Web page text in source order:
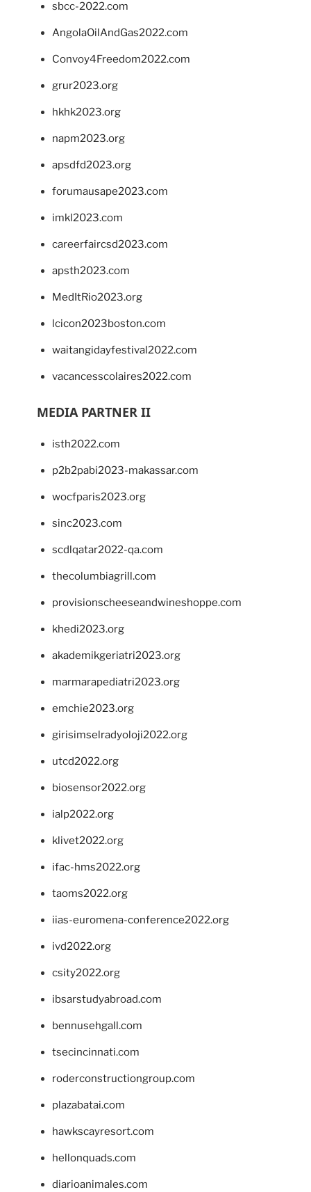
sbcc-2022.com
AngolaOilAndGas2022.com
Convoy4Freedom2022.com
grur2023.org
hkhk2023.org
napm2023.org
apsdfd2023.org
forumausape2023.com
imkl2023.com
careerfaircsd2023.com
apsth2023.com
MedItRio2023.org
lcicon2023boston.com
waitangidayfestival2022.com
vacancesscolaires2022.com
MEDIA PARTNER II
isth2022.com
p2b2pabi2023-makassar.com
wocfparis2023.org
sinc2023.com
scdlqatar2022-qa.com
thecolumbiagrill.com
provisionscheeseandwineshoppe.com
khedi2023.org
akademikgeriatri2023.org
marmarapediatri2023.org
emchie2023.org
girisimselradyoloji2022.org
utcd2022.org
biosensor2022.org
ialp2022.org
klivet2022.org
ifac-hms2022.org
taoms2022.org
iias-euromena-conference2022.org
ivd2022.org
csity2022.org
ibsarstudyabroad.com
bennusehgall.com
tsecincinnati.com
roderconstructiongroup.com
plazabatai.com
hawkscayresort.com
hellonquads.com
diarioanimales.com